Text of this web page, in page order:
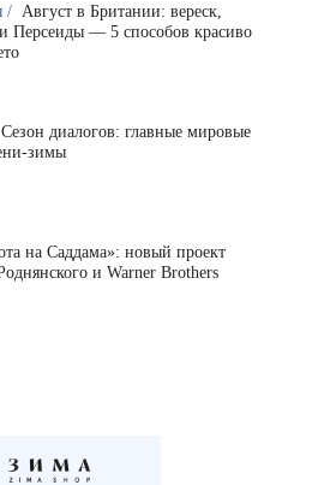
/ Август в Британии: вереск,
Персеиды — 5 способов красиво
Сезон диалогов: главные мировые
зимы
на Саддама»: новый проект
и Warner Brothers